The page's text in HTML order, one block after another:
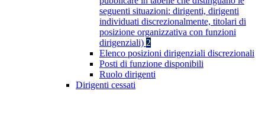
seguenti situazioni: dirigenti, dirigenti
individuati discrezionalmente, titolari di
posizione organizzativa con funzioni
dirigenziali) 2
Elenco posizioni dirigenziali discrezionali
Posti di funzione disponibili
Ruolo dirigenti
Dirigenti cessati